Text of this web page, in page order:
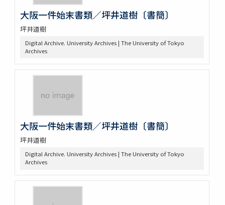
大阪一件始末書類／坪井道樹〔書簡〕
坪井道樹
Digital Archive. University Archives | The University of Tokyo
Archives
大阪一件始末書類／坪井道樹〔書簡〕
坪井道樹
Digital Archive. University Archives | The University of Tokyo
Archives